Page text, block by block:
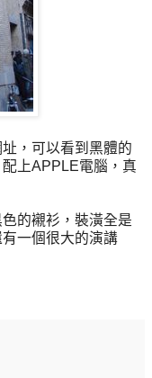
，可以看到黑體的
上APPLE電腦，真
的襯衫，裝潢全是
一個很大的演講